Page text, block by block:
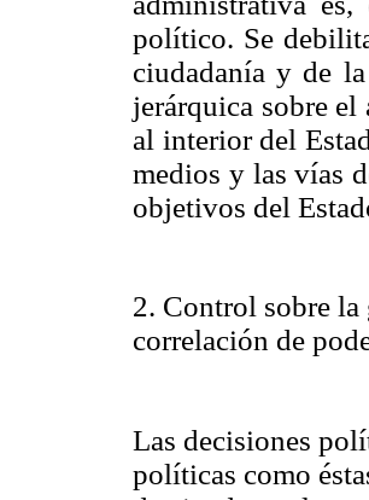
político. Se
ciudadanía y de
jerárquica sobre
al interior del
medios y las vías
objetivos del
2. Control sobre
correlación de
Las decisiones
políticas como